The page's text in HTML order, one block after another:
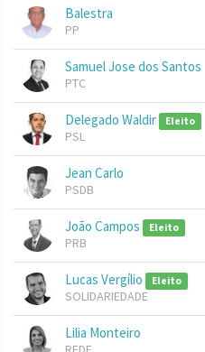
Balestra
PP
Samuel Jose dos Santos
PTC
Delegado Waldir Eleito
PSL
Jean Carlo
PSDB
João Campos Eleito
PRB
Lucas Vergílio Eleito
SOLIDARIEDADE
Lilia Monteiro